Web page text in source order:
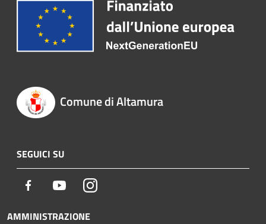
Comune di Altamura
SEGUICI SU
Facebook YoutubeInstagram
AMMINISTRAZIONE